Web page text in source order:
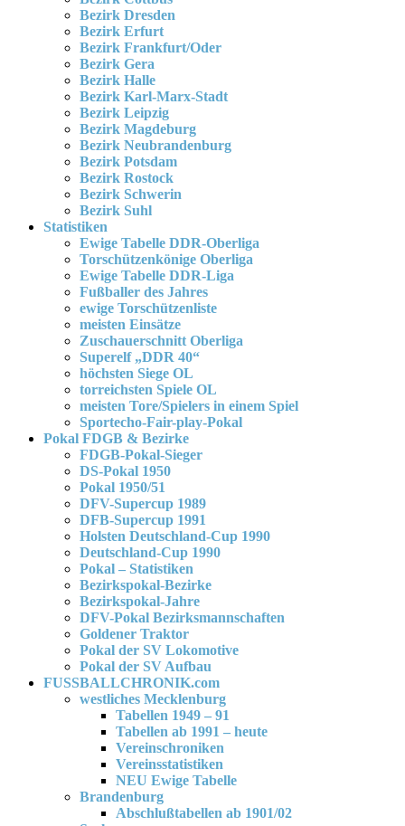
Bezirk Dresden
Bezirk Erfurt
Bezirk Frankfurt/Oder
Bezirk Gera
Bezirk Halle
Bezirk Karl-Marx-Stadt
Bezirk Leipzig
Bezirk Magdeburg
Bezirk Neubrandenburg
Bezirk Potsdam
Bezirk Rostock
Bezirk Schwerin
Bezirk Suhl
Statistiken
Ewige Tabelle DDR-Oberliga
Torschützenkönige Oberliga
Ewige Tabelle DDR-Liga
Fußballer des Jahres
ewige Torschützenliste
meisten Einsätze
Zuschauerschnitt Oberliga
Superelf „DDR 40“
höchsten Siege OL
torreichsten Spiele OL
meisten Tore/Spielers in einem Spiel
Sportecho-Fair-play-Pokal
Pokal FDGB & Bezirke
FDGB-Pokal-Sieger
DS-Pokal 1950
Pokal 1950/51
DFV-Supercup 1989
DFB-Supercup 1991
Holsten Deutschland-Cup 1990
Deutschland-Cup 1990
Pokal – Statistiken
Bezirkspokal-Bezirke
Bezirkspokal-Jahre
DFV-Pokal Bezirksmannschaften
Goldener Traktor
Pokal der SV Lokomotive
Pokal der SV Aufbau
FUSSBALLCHRONIK.com
westliches Mecklenburg
Tabellen 1949 – 91
Tabellen ab 1991 – heute
Vereinschroniken
Vereinsstatistiken
NEU Ewige Tabelle
Brandenburg
Abschlußtabellen ab 1901/02